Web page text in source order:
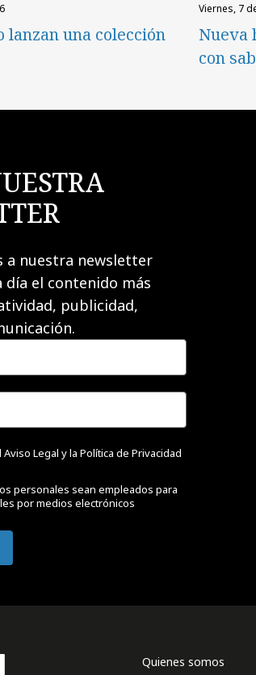
lanzan una colección
viernes, 7
Nueva
con
a nuestra newsletter
día el contenido más
publicidad,
Aviso Legal y la Política de Privacidad
personales sean empleados para
por medios electrónicos
Quienes somos